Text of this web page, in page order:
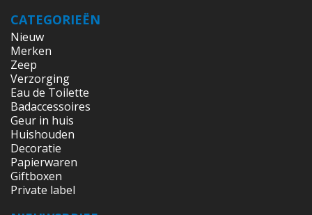
CATEGORIEËN
Nieuw
Merken
Zeep
Verzorging
Eau de Toilette
Badaccessoires
Geur in huis
Huishouden
Decoratie
Papierwaren
Giftboxen
Private label